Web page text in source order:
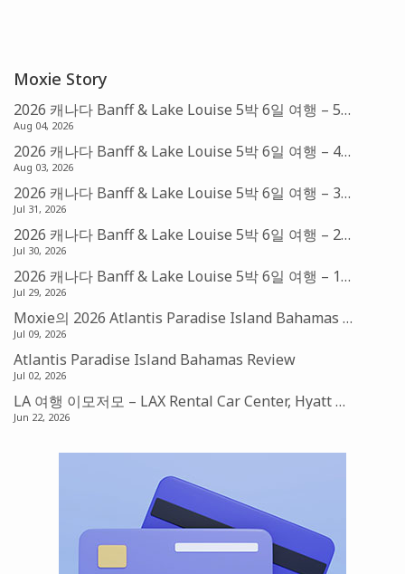
Moxie Story
2026 캐나다 Banff & Lake Louise 5박 6일 여행 – 5편: Fairmont Chateau Lake Louise (아멕스 FHR)
Aug 04, 2026
2026 캐나다 Banff & Lake Louise 5박 6일 여행 – 4편: Banff의 아침 & Sunshine Village Gondola
Aug 03, 2026
2026 캐나다 Banff & Lake Louise 5박 6일 여행 – 3편: Banff & Bow Falls
Jul 31, 2026
2026 캐나다 Banff & Lake Louise 5박 6일 여행 – 2편: Canmore & Mistaya Canyon Trail Head
Jul 30, 2026
2026 캐나다 Banff & Lake Louise 5박 6일 여행 – 1편: 발권 및 예약
Jul 29, 2026
Moxie의 2026 Atlantis Paradise Island Bahamas 맛집기행 – Amber, Fish by Jose Andres, Nobu Restaurant
Jul 09, 2026
Atlantis Paradise Island Bahamas Review
Jul 02, 2026
LA 여행 이모저모 – LAX Rental Car Center, Hyatt Place Suite, Laguna Beach, 그리고 LA Dodgers
Jun 22, 2026